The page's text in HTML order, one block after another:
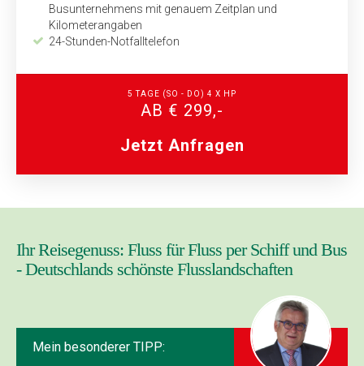
Busunternehmens mit genauem Zeitplan und
Kilometerangaben
24-Stunden-Notfalltelefon
5 TAGE (SO - DO) 4 X HP
AB € 299,-
Jetzt Anfragen
Ihr Reisegenuss: Fluss für Fluss per Schiff und Bus
- Deutschlands schönste Flusslandschaften
Mein besonderer TIPP: